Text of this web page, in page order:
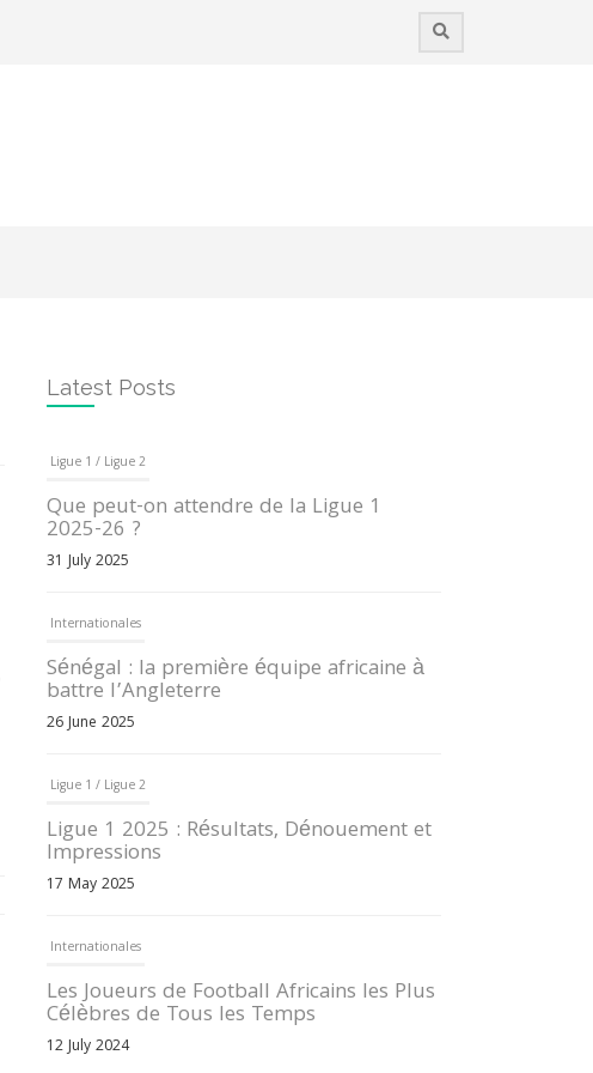
Latest Posts
Ligue 1 / Ligue 2
Que peut-on attendre de la Ligue 1
2025-26 ?
31 July 2025
Internationales
Sénégal : la première équipe africaine à
battre l’Angleterre
26 June 2025
Ligue 1 / Ligue 2
Ligue 1 2025 : Résultats, Dénouement et
Impressions
17 May 2025
Internationales
Les Joueurs de Football Africains les Plus
Célèbres de Tous les Temps
12 July 2024